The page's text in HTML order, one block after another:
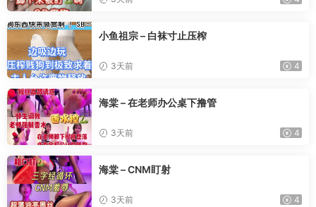
小鱼祖宗 – 白袜寸止压榨
3天前 4
海棠 – 在老师办公桌下撸管
3天前 4
海棠 – CNM盯射
3天前 4